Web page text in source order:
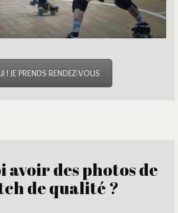
! JE PRENDS RENDEZ-VOUS
avoir des photos de
de qualité ?